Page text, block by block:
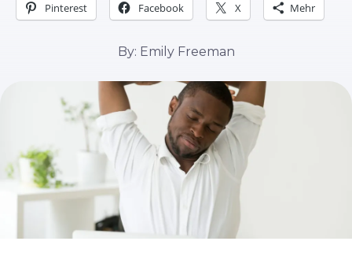
Pinterest Facebook X Mehr
By: Emily Freeman